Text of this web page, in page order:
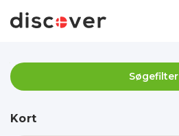
Søgefilter
Kort